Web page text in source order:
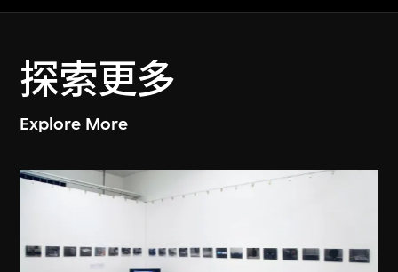
探索更多
Explore More